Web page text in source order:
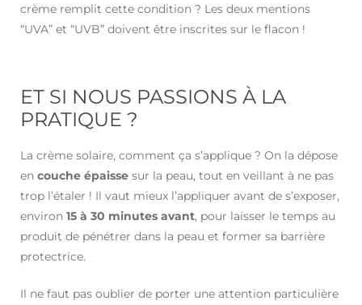
crème remplit cette condition ? Les deux mentions
“UVA” et “UVB” doivent être inscrites sur le flacon !
ET SI NOUS PASSIONS À LA
PRATIQUE ?
La crème solaire, comment ça s’applique ? On la dépose
en couche épaisse sur la peau, tout en veillant à ne pas
trop l’étaler ! Il vaut mieux l’appliquer avant de s’exposer,
environ 15 à 30 minutes avant, pour laisser le temps au
produit de pénétrer dans la peau et former sa barrière
protectrice.
Il ne faut pas oublier de porter une attention particulière